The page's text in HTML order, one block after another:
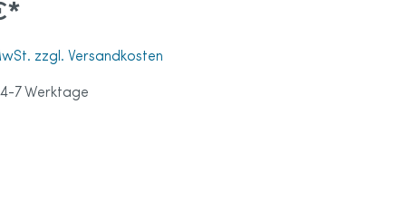
zzgl. Versandkosten
7 Werktage